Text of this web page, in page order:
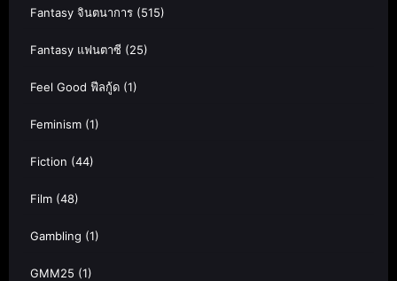
Fantasy จินตนาการ (515)
Fantasy แฟนตาซี (25)
Feel Good ฟีลกู้ด (1)
Feminism (1)
Fiction (44)
Film (48)
Gambling (1)
GMM25 (1)